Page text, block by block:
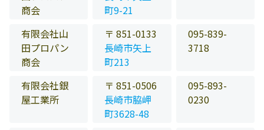
商会
町9-21
有限会社山
田プロパン
商会
〒 851-0133
長崎市矢上
町213
095-839-
3718
有限会社銀
屋工業所
〒 851-0506
長崎市脇岬
町3628-48
095-893-
0230